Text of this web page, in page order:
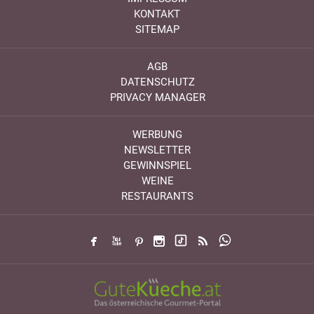
KONTAKT
SITEMAP
AGB
DATENSCHUTZ
PRIVACY MANAGER
WERBUNG
NEWSLETTER
GEWINNSPIEL
WEINE
RESTAURANTS